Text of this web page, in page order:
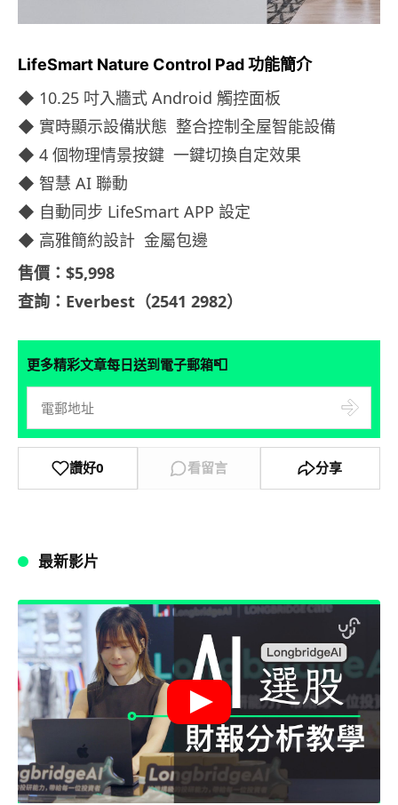
LifeSmart Nature Control Pad 功能簡介
◆ 10.25 吋入牆式 Android 觸控面板
◆ 實時顯示設備狀態 整合控制全屋智能設備
◆ 4 個物理情景按鍵 一鍵切換自定效果
◆ 智慧 AI 聯動
◆ 自動同步 LifeSmart APP 設定
◆ 高雅簡約設計 金屬包邊
售價：$5,998
查詢：Everbest（2541 2982）
更多精彩文章每日送到電子郵箱📮
讚好0 看留言 分享
最新影片